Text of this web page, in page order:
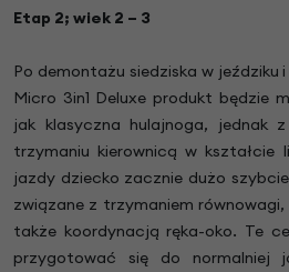
Etap 2; wiek 2 – 3
Po demontażu siedziska w jeździku
Micro 3in1 Deluxe produkt będzie
jak klasyczna hulajnoga, jednak
trzymaniu kierownicą w kształcie
jazdy dziecko zacznie dużo
związane z trzymaniem
także koordynacją ręka-oko. Te
przygotować się do normalniej